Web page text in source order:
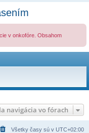
v onkofóre. Obsahom
navigácia vo fórach
Všetky časy sú v UTC+02:00